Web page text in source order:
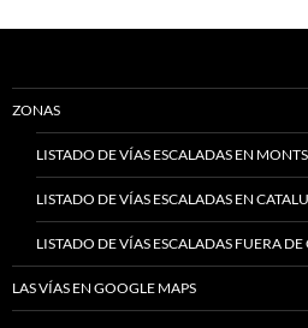
ZONAS
LISTADO DE VÍAS ESCALADAS EN
LISTADO DE VÍAS ESCALADAS EN
LISTADO DE VÍAS ESCALADAS FUERA
LAS VÍAS EN GOOGLE MAPS